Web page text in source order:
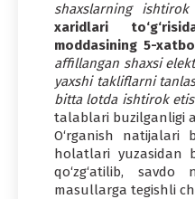
shaxslarning ishtirok
xaridlari
moddasining 5-
affillangan shaxsi
yaxshi takliflarni
bitta lotda ishtirok
talablari buzilganligi
O‘rganish natijalari
holatlari yuzasidan
qo‘zg‘atilib,
masullarga tegishli